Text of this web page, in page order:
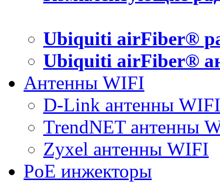
Ubiquiti airFiber®
Ubiquiti airFiber®
Антенны WIFI
D-Link антенны WIFI
TrendNET антенны
Zyxel антенны WIFI
PoE инжекторы